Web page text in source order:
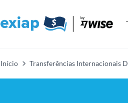
Início Transferências Internacionais